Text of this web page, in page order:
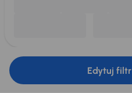
Edytuj filtr